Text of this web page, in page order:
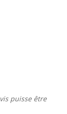
puisse être